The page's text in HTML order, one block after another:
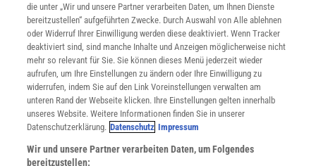
Mediadaten
Datenschutz
Nutzungsbedingungen
Cookie-Einstellungen
Utiq verwalten
Nutzungsbasierte Onlinewerbung
Alle Artikel
Impressum
Angebote für Schulen
die unter „Wir und unsere Partner verarbeiten Daten, um Ihnen Dienste
bereitzustellen“ aufgeführten Zwecke. Durch Auswahl von Alle ablehnen
oder Widerruf Ihrer Einwilligung werden diese deaktiviert. Wenn Tracker
deaktiviert sind, sind manche Inhalte und Anzeigen möglicherweise nicht
mehr so relevant für Sie. Sie können dieses Menü jederzeit wieder
aufrufen, um Ihre Einstellungen zu ändern oder Ihre Einwilligung zu
widerrufen, indem Sie auf den Link Voreinstellungen verwalten am
unteren Rand der Webseite klicken. Ihre Einstellungen gelten innerhalb
unseres Website. Weitere Informationen finden Sie in unserer
Datenschutzerklärung. Datenschutz Impressum
Wir und unsere Partner verarbeiten Daten, um Folgendes
bereitzustellen: